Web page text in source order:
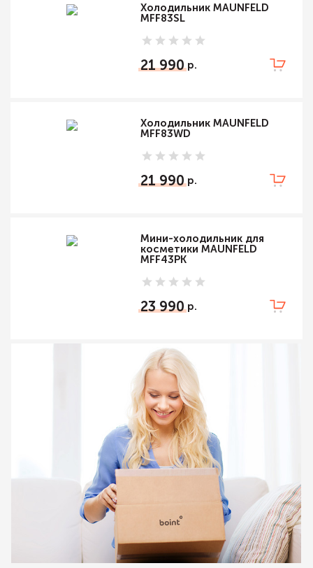
Холодильник MAUNFELD
MFF83SL
21 990
Холодильник MAUNFELD
MFF83WD
21 990
Мини-холодильник для
косметики MAUNFELD
MFF43PK
23 990